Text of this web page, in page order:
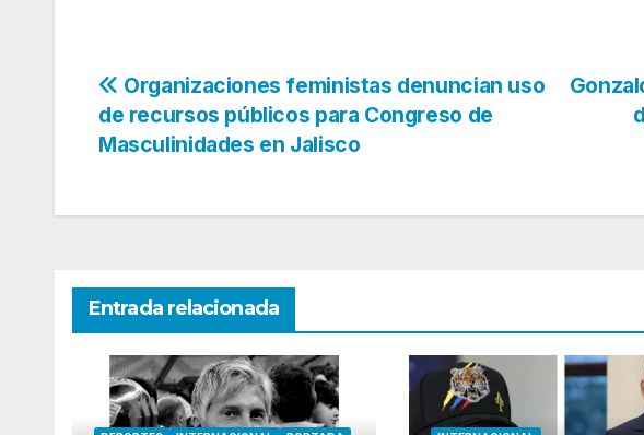
Navegación
de
Organizaciones feministas denuncian uso
de recursos públicos para Congreso de
Masculinidades en Jalisco
Entrada relacionada